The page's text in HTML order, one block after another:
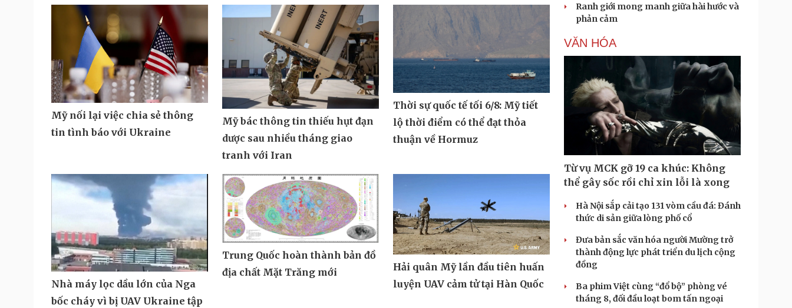
Mỹ nối lại việc chia sẻ thông
tin tình báo với Ukraine
Mỹ bác thông tin thiếu hụt đạn
dược sau nhiều tháng giao
tranh với Iran
Thời sự quốc tế tối 6/8: Mỹ tiết
lộ thời điểm có thể đạt thỏa
thuận về Hormuz
Nhà máy lọc dầu lớn của Nga
bốc cháy vì bị UAV Ukraine tập
Trung Quốc hoàn thành bản đồ
địa chất Mặt Trăng mới
Hải quân Mỹ lần đầu tiên huấn
luyện UAV cảm tử tại Hàn Quốc
Ranh giới mong manh giữa hài hước và
phản cảm
VĂN HÓA
Từ vụ MCK gỡ 19 ca khúc: Không
thể gây sốc rồi chỉ xin lỗi là xong
Hà Nội sắp cải tạo 131 vòm cầu đá: Đánh
thức di sản giữa lòng phố cổ
Đưa bản sắc văn hóa người Mường trở
thành động lực phát triển du lịch cộng
đồng
Ba phim Việt cùng “đổ bộ” phòng vé
tháng 8, đối đầu loạt bom tấn ngoại